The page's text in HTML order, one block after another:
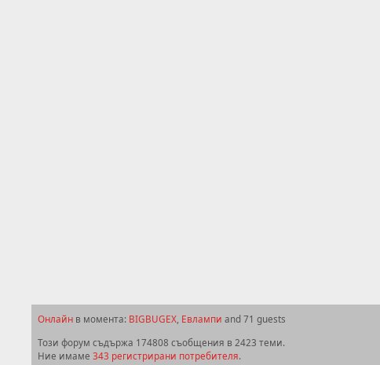
Онлайн в момента: BIGBUGEX Евлампи and 71 guests
Този форум съдържа 174808 съобщения в 2423 теми.
Ние имаме 343 регистрирани потребителя.